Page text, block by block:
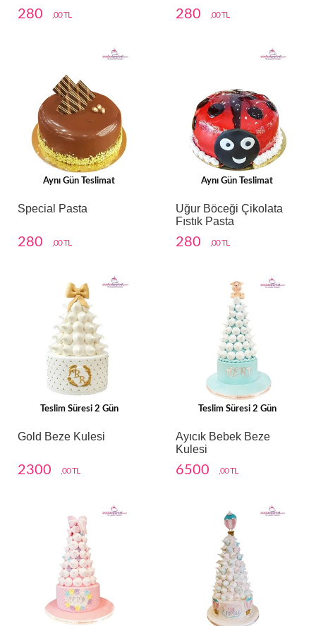
280 ,00 TL 280 ,00 TL
Aynı Gün Teslimat
Special Pasta
280 ,00 TL
Aynı Gün Teslimat
Uğur Böceği Çikolata
Fıstık Pasta
280 ,00 TL
Teslim Süresi 2 Gün
Gold Beze Kulesi
2300 ,00 TL
Teslim Süresi 2 Gün
Ayıcık Bebek Beze
Kulesi
6500 ,00 TL